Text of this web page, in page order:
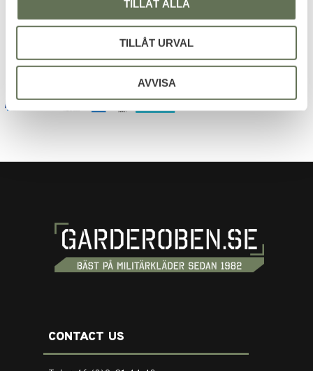
TILLÅT ALLA
TILLÅT URVAL
AVVISA
Dina personuppgifter behandlas i enlighet med vår
integritetspolicy
CONTACT US